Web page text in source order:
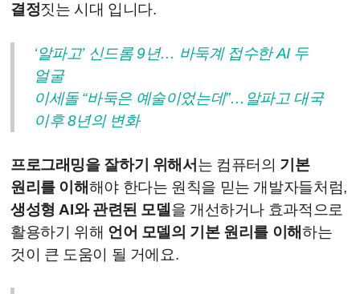
결정짓는 시대 입니다.
‘알파고’ 신드롬 9년… 바둑계 접수한 AI 두
얼굴
이세돌 “바둑은 예술이었는데”…알파고 대국
이후 8년의 변화
프로그래밍을 잘하기 위해서 는 컴퓨터의 기본
원리를 이해해야 한다는 원칙을 믿는 개발자들처럼,
생성형 AI와 관련된 모델 을 개선하거나 효과적으로
활용하기 위해 언어 모델의 기본 원리를 이해하는
것이 큰 도움이 될 거에요.